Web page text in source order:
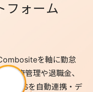
フ ォーム
を軸に勤怠
健康管理や退職金、
化SaaSを自動連携・デ